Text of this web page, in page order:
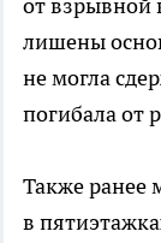
от взрывной
лишены
не могла
погибала от
Также ранее
в